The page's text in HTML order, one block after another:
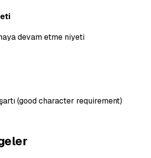
devam etme niyeti
(good character requirement)